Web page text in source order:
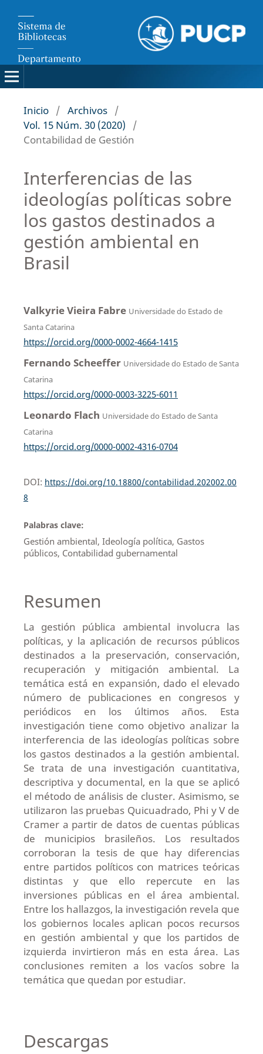
Inicio / Archivos /
Vol. 15 Núm. 30 (2020)
/
Contabilidad de Gestión
Interferencias de las
ideologías políticas sobre
los gastos destinados a
gestión ambiental en
Brasil
Valkyrie Vieira Fabre Universidade do Estado de
Santa Catarina
https://orcid.org/0000-0002-4664-1415
Fernando Scheeffer Universidade do Estado de Santa
Catarina
https://orcid.org/0000-0003-3225-6011
Leonardo Flach Universidade do Estado de Santa
Catarina
https://orcid.org/0000-0002-4316-0704
DOI: https://doi.org/10.18800/contabilidad.202002.00
8
Palabras clave:
Gestión ambiental, Ideología política, Gastos
públicos, Contabilidad gubernamental
Resumen
La gestión pública ambiental involucra las
políticas, y la aplicación de recursos públicos
destinados a la preservación, conservación,
recuperación y mitigación ambiental. La
temática está en expansión, dado el elevado
número de publicaciones en congresos y
periódicos en los últimos años. Esta
investigación tiene como objetivo analizar la
interferencia de las ideologías políticas sobre
los gastos destinados a la gestión ambiental.
Se trata de una investigación cuantitativa,
descriptiva y documental, en la que se aplicó
el método de análisis de cluster. Asimismo, se
utilizaron las pruebas Quicuadrado, Phi y V de
Cramer a partir de datos de cuentas públicas
de municipios brasileños. Los resultados
corroboran la tesis de que hay diferencias
entre partidos políticos con matrices teóricas
distintas y que ello repercute en las
inversiones públicas en el área ambiental.
Entre los hallazgos, la investigación revela que
los gobiernos locales aplican pocos recursos
en gestión ambiental y que los partidos de
izquierda invirtieron más en esta área. Las
conclusiones remiten a los vacíos sobre la
temática que quedan por estudiar.
Descargas